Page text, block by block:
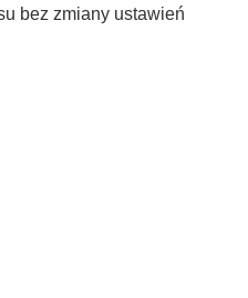
bez zmiany ustawień